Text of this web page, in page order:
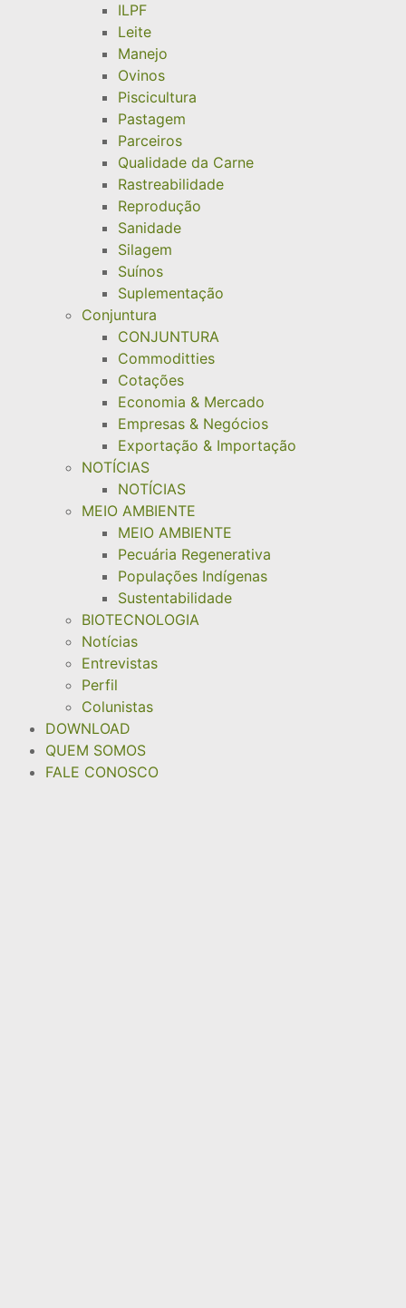
ILPF
Leite
Manejo
Ovinos
Piscicultura
Pastagem
Parceiros
Qualidade da Carne
Rastreabilidade
Reprodução
Sanidade
Silagem
Suínos
Suplementação
Conjuntura
CONJUNTURA
Commoditties
Cotações
Economia & Mercado
Empresas & Negócios
Exportação & Importação
NOTÍCIAS
NOTÍCIAS
MEIO AMBIENTE
MEIO AMBIENTE
Pecuária Regenerativa
Populações Indígenas
Sustentabilidade
BIOTECNOLOGIA
Notícias
Entrevistas
Perfil
Colunistas
DOWNLOAD
QUEM SOMOS
FALE CONOSCO